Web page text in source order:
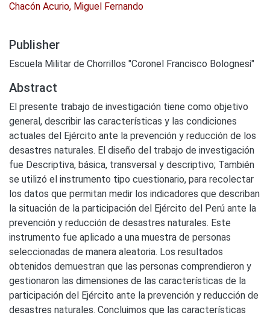
Chacón Acurio, Miguel Fernando
Publisher
Escuela Militar de Chorrillos "Coronel Francisco Bolognesi"
Abstract
El presente trabajo de investigación tiene como objetivo
general, describir las características y las condiciones
actuales del Ejército ante la prevención y reducción de los
desastres naturales. El diseño del trabajo de investigación
fue Descriptiva, básica, transversal y descriptivo; También
se utilizó el instrumento tipo cuestionario, para recolectar
los datos que permitan medir los indicadores que describan
la situación de la participación del Ejército del Perú ante la
prevención y reducción de desastres naturales. Este
instrumento fue aplicado a una muestra de personas
seleccionadas de manera aleatoria. Los resultados
obtenidos demuestran que las personas comprendieron y
gestionaron las dimensiones de las características de la
participación del Ejército ante la prevención y reducción de
desastres naturales. Concluimos que las características